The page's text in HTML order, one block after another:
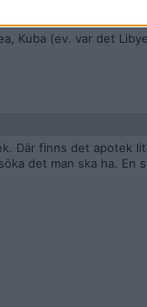
Kuba (ev. var det
Där finns det apotek
det man ska ha. En